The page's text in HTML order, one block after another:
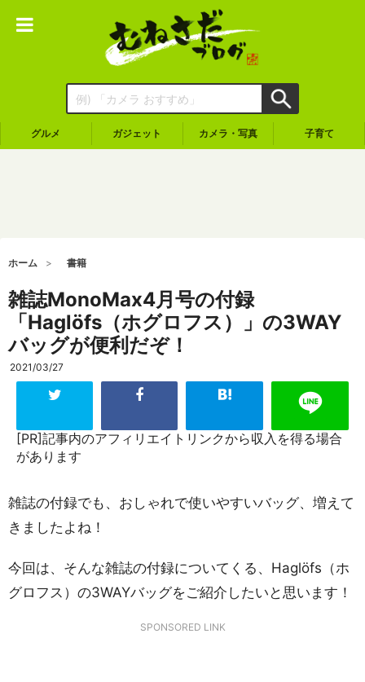
グルメ ガジェット カメラ・写真 子育て
ホーム 書籍
雑誌MonoMax4月号の付録
「Haglöfs（ホグロフス）」の3WAY
バッグが便利だぞ！
2021/03/27
[PR]記事内のアフィリエイトリンクから収入を得る場合
があります
雑誌の付録でも、おしゃれで使いやすいバッグ、増えて
きましたよね！
今回は、そんな雑誌の付録についてくる、Haglöfs（ホ
グロフス）の3WAYバッグをご紹介したいと思います！
SPONSORED LINK